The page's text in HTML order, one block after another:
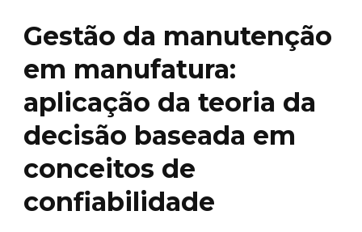
Gestão da manutenção
em manufatura:
aplicação da teoria da
decisão baseada em
conceitos de
confiabilidade